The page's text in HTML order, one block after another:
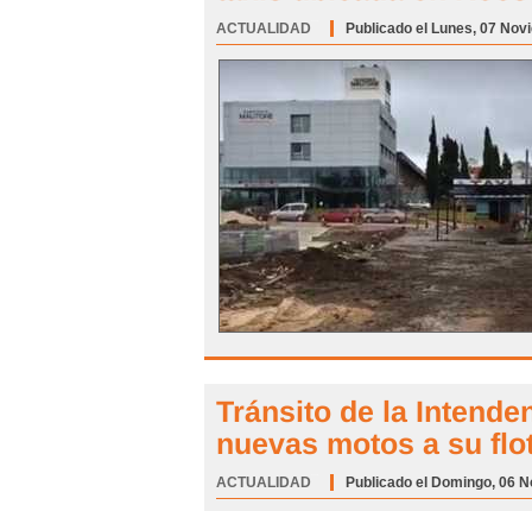
ACTUALIDAD Publicado el Lunes, 07
Tránsito de la
nuevas motos a su
ACTUALIDAD Publicado el Domingo, 06